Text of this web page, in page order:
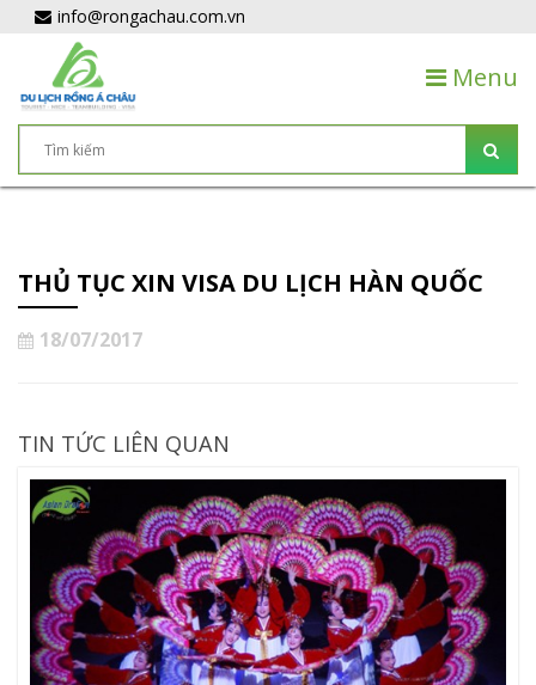
info@rongachau.com.vn
Menu
THỦ TỤC XIN VISA DU LỊCH HÀN QUỐC
18/07/2017
TIN TỨC LIÊN QUAN